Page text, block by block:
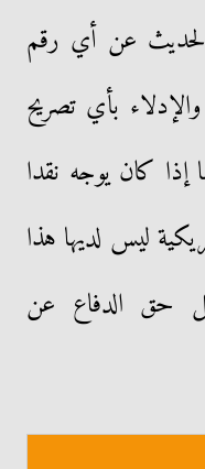
الحديث عن أي رقم
بأي تصريح
كان يوجه نقدا
ليس لديها هذا
حق الدفاع عن